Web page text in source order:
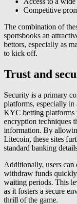
Competitive
The combination of
sportsbooks an
bettors, especially as
to kick off.
Trust and
Security is a primary
platforms, especially in
KYC betting platforms
encryption techniques
information. By
Litecoin, these sites
standard banking
Additionally, users
withdraw funds
waiting periods. This
as it fosters a secure
thrill of the game.